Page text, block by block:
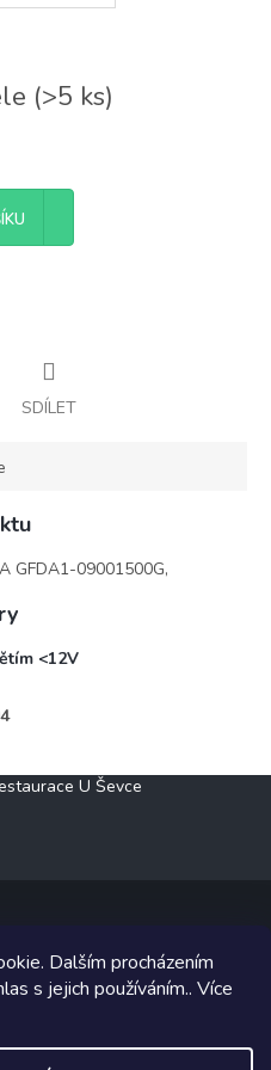
Dalším procházením
s jejich používáním.. Více
(>5 ks)
SDÍLET
GFDA1-09001500G,
<12V
U Ševce
. Všechna práva vyhrazena.
implementoval
.